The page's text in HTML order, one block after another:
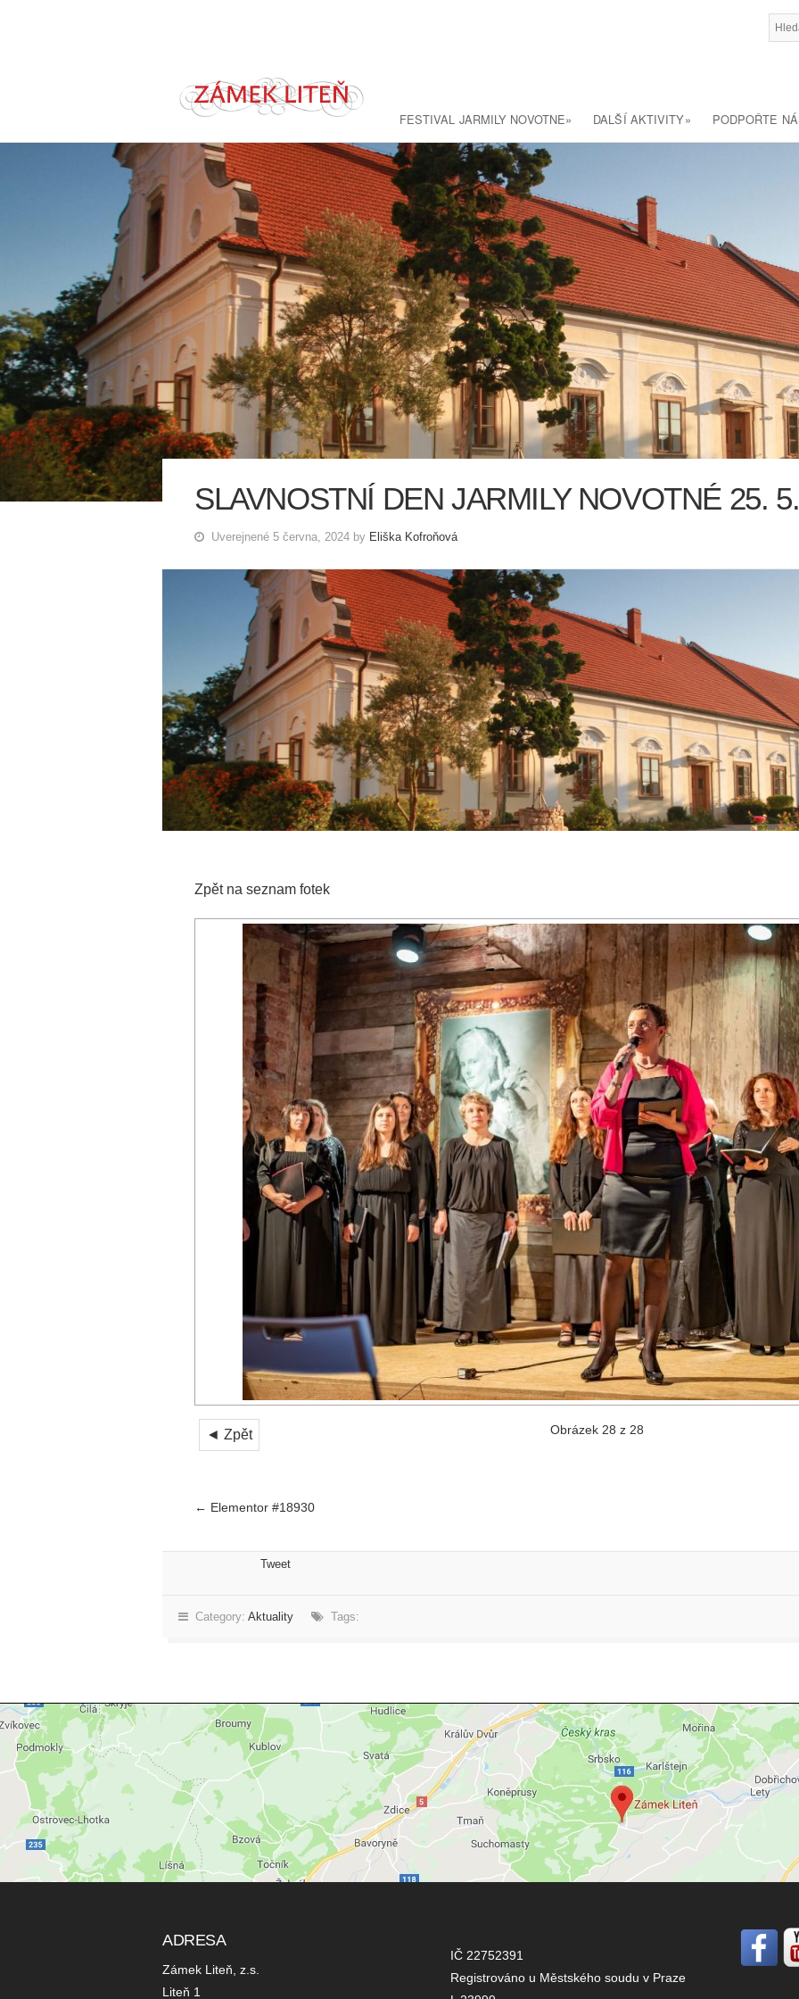
FESTIVAL JARMILY NOVOTNE» DALŠÍ AKTIVITY» PODPOŘTE
SLAVNOSTNÍ DEN JARMILY NOVOTNÉ 25.
Uverejnené 5 června, 2024 by Eliška Kofroňová
Zpět na seznam fotek
◄ Zpět Obrázek 28 z 28
← Elementor #18930
Tweet
Category: Aktuality Tags:
ADRESA
Zámek Liteň, z.s.
Liteň 1
IČ 22752391
Registrováno u Městského soudu v Praze
Dostávejte aktuality ze zámku
Zaregistrujte se a získejte pravidelný přehled o akcích konaných v
Festivalu Jarmily Novotné
PŘIHLÁSIT K ODBĚRU